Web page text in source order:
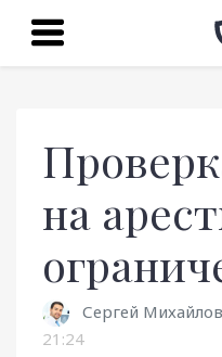
на
Сергей Михайлов
21:24